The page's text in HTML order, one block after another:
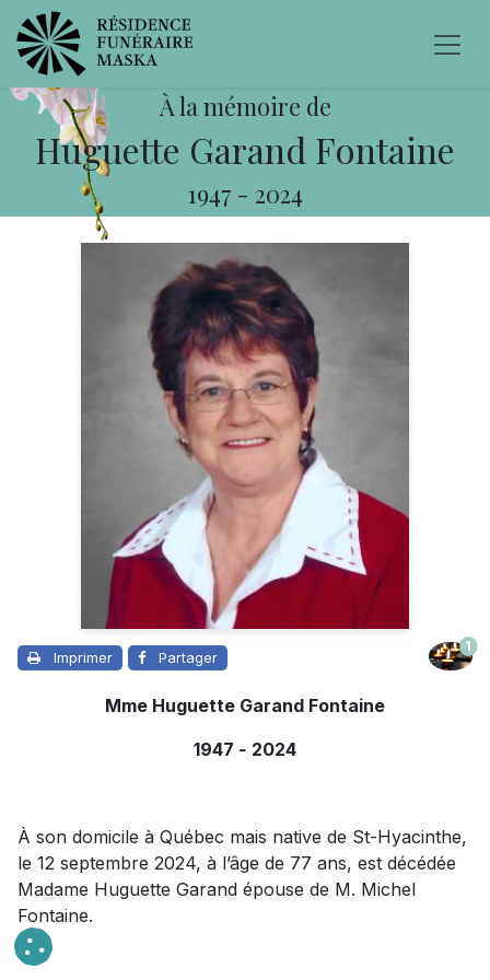
À la mémoire de
Huguette Garand Fontaine
1947 - 2024
Imprimer Partager
1
Mme Huguette Garand Fontaine
1947 - 2024
À son domicile à Québec mais native de St-Hyacinthe,
le 12 septembre 2024, à l’âge de 77 ans, est décédée
Madame Huguette Garand épouse de M. Michel
Fontaine.